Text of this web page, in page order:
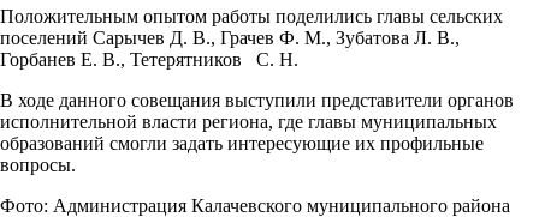
Положительным опытом работы поделились главы сельских
поселений Сарычев Д. В., Грачев Ф. М., Зубатова Л. В.,
Горбанев Е. В., Тетерятников С. Н.
В ходе данного совещания выступили представители органов
исполнительной власти региона, где главы муниципальных
образований смогли задать интересующие их профильные
вопросы.
Фото: Администрация Калачевского муниципального района